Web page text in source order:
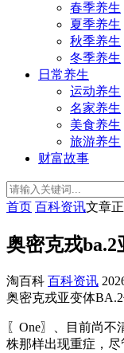
春季养生
夏季养生
秋季养生
冬季养生
日常养生
运动养生
名家养生
美食养生
旅游养生
财富故事
首页 百科资讯文章
奥密克戎
淘百科 百科资讯
奥密克戎亚变体
〖One〗、目前尚
株那样出现重症，尽